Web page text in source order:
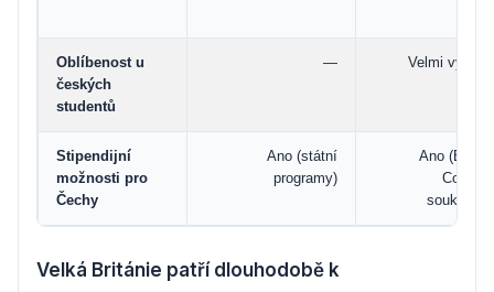
Oblíbenost u
českých
studentů
— Velmi vysoká
Stipendijní
možnosti pro
Čechy
Ano (státní
programy)
Ano (British
Council,
soukromé)
Velká Británie patří dlouhodobě k